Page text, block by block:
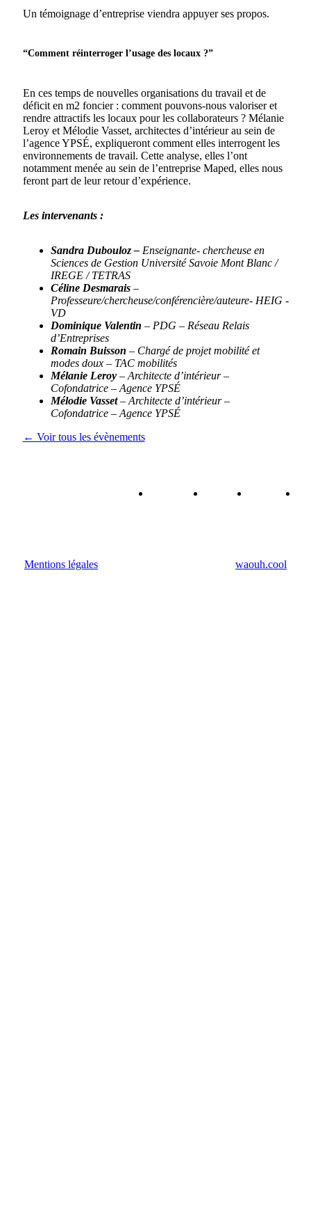
Un témoignage d’entreprise viendra appuyer ses propos.
“Comment réinterroger l’usage des locaux ?”
En ces temps de nouvelles organisations du travail et de
déficit en m2 foncier : comment pouvons-nous valoriser et
rendre attractifs les locaux pour les collaborateurs ? Mélanie
Leroy et Mélodie Vasset, architectes d’intérieur au sein de
l’agence YPSÉ, expliqueront comment elles interrogent les
environnements de travail. Cette analyse, elles l’ont
notamment menée au sein de l’entreprise Maped, elles nous
feront part de leur retour d’expérience.
Les intervenants :
Sandra Dubouloz –Enseignante- chercheuse en
Sciences de Gestion Université Savoie Mont Blanc /
IREGE / TETRAS
Céline Desmarais –
Professeure/chercheuse/conférencière/auteure- HEIG -
VD
Dominique Valentin – PDG – Réseau Relais
d’Entreprises
Romain Buisson – Chargé de projet mobilité et
modes doux – TAC mobilités
Mélanie Leroy– Architecte d’intérieur –
Cofondatrice – Agence YPSÉ
Mélodie Vasset– Architecte d’intérieur –
Cofondatrice – Agence YPSÉ
← Voir tous les évènements
Forum
Agenda
Mentions légales waouh.cool